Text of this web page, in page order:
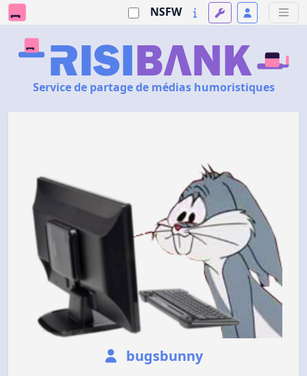
NSFW
Service de partage de médias humoristiques
bugsbunny